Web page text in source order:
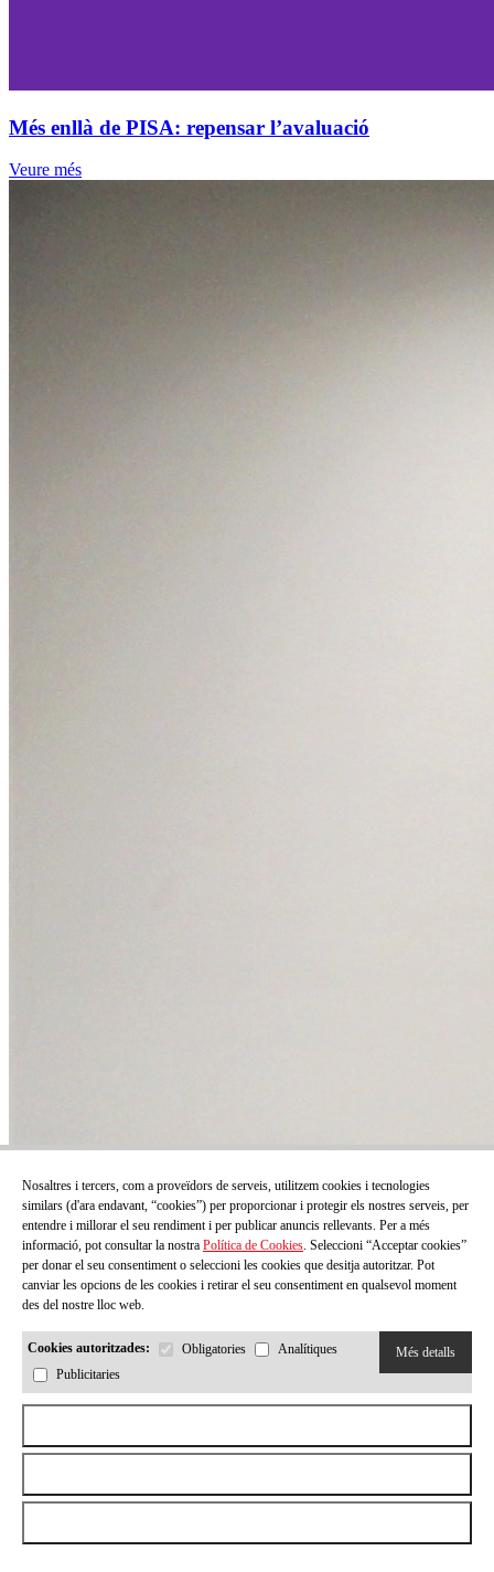
Més enllà de PISA: repensar l’avaluació
Veure més
Nosaltres i tercers, com a proveïdors de serveis, utilitzem cookies i tecnologies
similars (d'ara endavant, “cookies”) per proporcionar i protegir els nostres serveis, per
entendre i millorar el seu rendiment i per publicar anuncis rellevants. Per a més
informació, pot consultar la nostra Política de Cookies. Seleccioni “Acceptar cookies”
per donar el seu consentiment o seleccioni les cookies que desitja autoritzar. Pot
canviar les opcions de les cookies i retirar el seu consentiment en qualsevol moment
des del nostre lloc web.
Cookies autoritzades: Obligatories
Analítiques
Publicitaries
Més detalls